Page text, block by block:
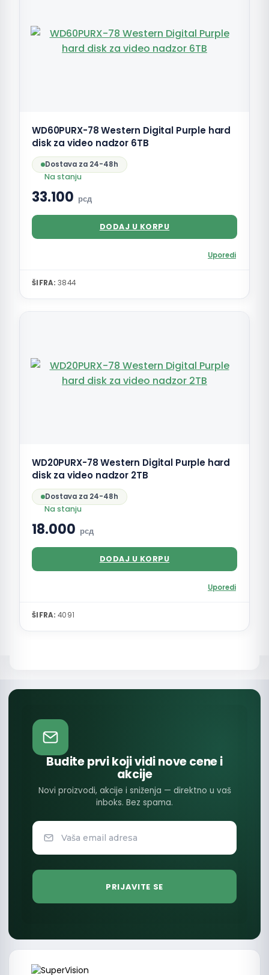
WD60PURX-78 Western Digital Purple hard
disk za video nadzor 6TB
Dostava za 24-48h
Na stanju
33.100 рсд
DODAJ U KORPU
Uporedi
ŠIFRA: 3844
WD20PURX-78 Western Digital Purple hard
disk za video nadzor 2TB
Dostava za 24-48h
Na stanju
18.000 рсд
DODAJ U KORPU
Uporedi
ŠIFRA: 4091
Budite prvi koji vidi nove cene i
akcije
Novi proizvodi, akcije i sniženja — direktno u vaš
inboks. Bez spama.